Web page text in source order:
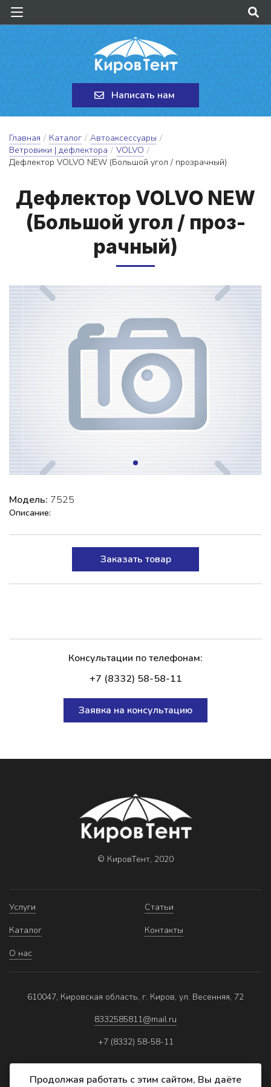
Написать нам
Главная / Каталог / Автоаксессуары /
Ветровики | дефлектора / VOLVO /
Дефлектор VOLVO NEW (Большой угол / прозрачный)
Деф­лектор VOLVO NEW
(Боль­шой у­гол / проз­
рачный)
Модель: 7525
Описание:
Заказать товар
Консультации по телефонам:
+7 (8332) 58-58-11
Заявка на консультацию
© КировТент, 2020
Услуги
Каталог
О нас
Статьи
Контакты
610047, Кировская область, г. Киров, ул. Весенняя, 72
8332585811@mail.ru
+7 (8332) 58-58-11
Продолжая работать с этим сайтом, Вы даёте